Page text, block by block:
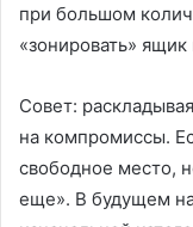
при большом
«зонировать» ящик
Совет:
на компромиссы.
свободное место,
еще». В будущем